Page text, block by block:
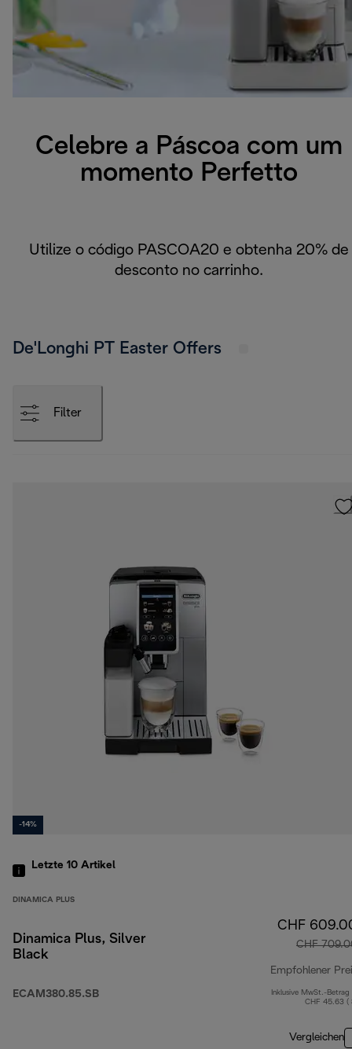
Celebre a Páscoa com um
momento Perfetto
Utilize o código PASCOA20 e obtenha 20% de
desconto no carrinho.
De'Longhi PT Easter Offers
Filter
-14%
Letzte 10 Artikel
DINAMICA PLUS
Dinamica Plus, Silver
Black
ECAM380.85.SB
CHF
CHF
Empfohlener
Inklusive MwSt.-Betrag
CHF 45.63 (
Vergleichen